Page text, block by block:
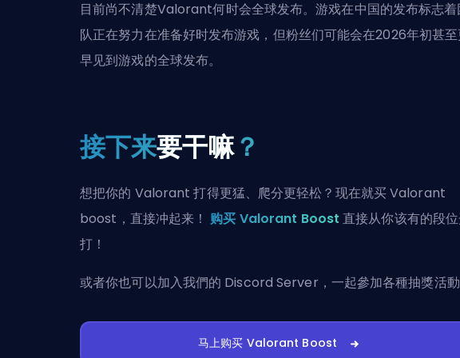
目前尚不清楚Valorant何时会全球发布。游戏在中国的发布标志着
队正在努力在准备好时发布游戏，但粉丝们可能会在2026年初甚至
早见到游戏的全球发布。
接下来要干嘛？
想把你的 Valorant 打得更猛、爬分更轻松？现在就买 Valorant
boost，直接冲起来！购买 Valorant Boost 直接从你该有的段
打！
或者你也可以加入我們的 Discord Server ，一起參加各種抽獎活動
马上购买 Valorant Boost